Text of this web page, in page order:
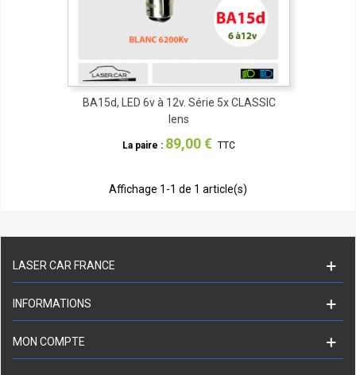
BA15d, LED 6v à 12v. Série 5x CLASSIC
lens
La paire : 89,00 € TTC
Affichage 1 -1 de 1 article(s)
LASER CAR FRANCE
INFORMATIONS
MON COMPTE